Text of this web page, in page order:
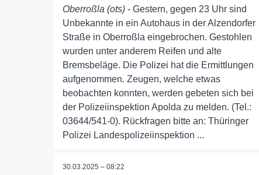
Oberroßla (ots) - Gestern, gegen 23 Uhr sind
Unbekannte in ein Autohaus in der Alzendorfer
Straße in Oberroßla eingebrochen. Gestohlen
wurden unter anderem Reifen und alte
Bremsbeläge. Die Polizei hat die Ermittlungen
aufgenommen. Zeugen, welche etwas
beobachten konnten, werden gebeten sich bei
der Polizeiinspektion Apolda zu melden. (Tel.:
03644/541-0). Rückfragen bitte an: Thüringer
Polizei Landespolizeiinspektion ...
30.03.2025 – 08:22